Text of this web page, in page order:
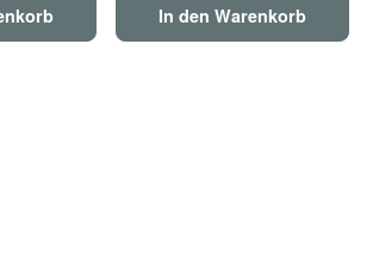
In den Warenkorb